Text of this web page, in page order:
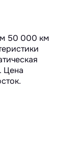
50 000 км
Цена